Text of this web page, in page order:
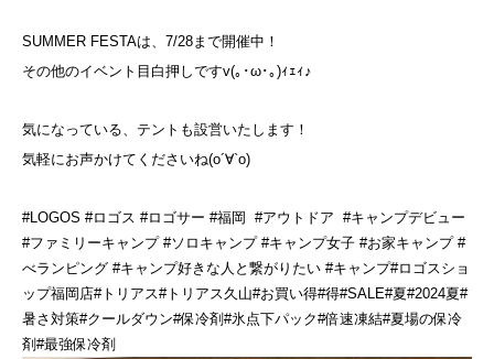
SUMMER FESTAは、7/28まで開催中！
その他のイベント目白押しですv(｡･ω･｡)ｨｪｨ♪
気になっている、テントも設営いたします！
気軽にお声かけてくださいね(о´∀`о)
#LOGOS #ロゴス #ロゴサー #福岡 #アウトドア #キャンプデビュー
#ファミリーキャンプ #ソロキャンプ #キャンプ女子 #お家キャンプ #
べランピング #キャンプ好きな人と繋がりたい #キャンプ#ロゴスショ
ップ福岡店#トリアス#トリアス久山#お買い得#得#SALE#夏#2024夏#
暑さ対策#クールダウン#保冷剤#氷点下パック#倍速凍結#夏場の保冷
剤#最強保冷剤